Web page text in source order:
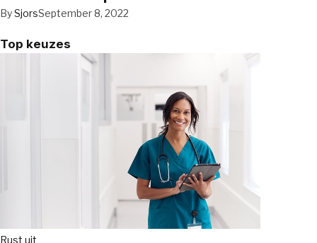
BySjorsSeptember 8, 2022
Top keuzes
Rust uit